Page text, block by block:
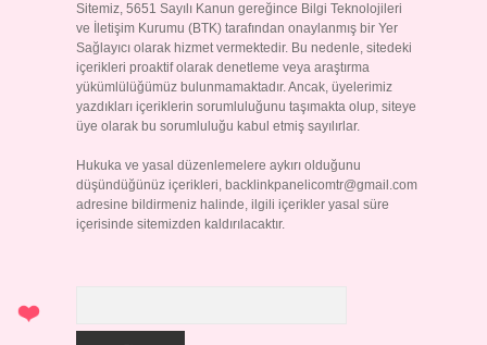
Sitemiz, 5651 Sayılı Kanun gereğince Bilgi Teknolojileri
ve İletişim Kurumu (BTK) tarafından onaylanmış bir Yer
Sağlayıcı olarak hizmet vermektedir. Bu nedenle, sitedeki
içerikleri proaktif olarak denetleme veya araştırma
yükümlülüğümüz bulunmamaktadır. Ancak, üyelerimiz
yazdıkları içeriklerin sorumluluğunu taşımakta olup, siteye
üye olarak bu sorumluluğu kabul etmiş sayılırlar.
Hukuka ve yasal düzenlemelere aykırı olduğunu
düşündüğünüz içerikleri, backlinkpanelicomtr@gmail.com
adresine bildirmeniz halinde, ilgili içerikler yasal süre
içerisinde sitemizden kaldırılacaktır.